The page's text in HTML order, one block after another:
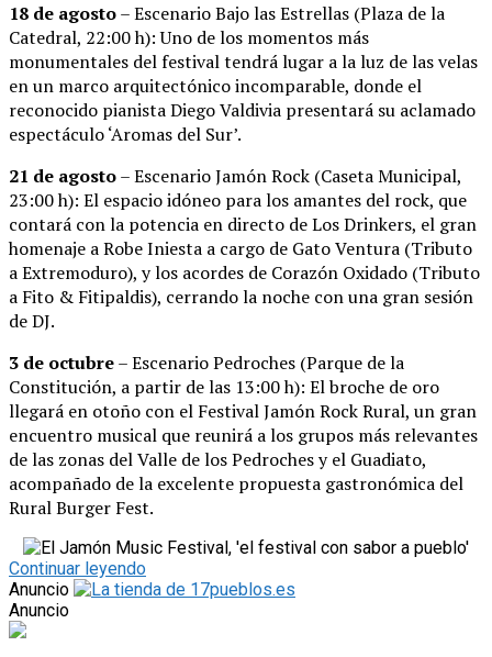
18 de agosto– Escenario Bajo las Estrellas (Plaza de la
Catedral, 22:00 h): Uno de los momentos más
monumentales del festival tendrá lugar a la luz de las velas
en un marco arquitectónico incomparable, donde el
reconocido pianista Diego Valdivia presentará su aclamado
espectáculo ‘Aromas del Sur’.
21 de agosto– Escenario Jamón Rock (Caseta Municipal,
23:00 h): El espacio idóneo para los amantes del rock, que
contará con la potencia en directo de Los Drinkers, el gran
homenaje a Robe Iniesta a cargo de Gato Ventura (Tributo
a Extremoduro), y los acordes de Corazón Oxidado (Tributo
a Fito & Fitipaldis), cerrando la noche con una gran sesión
de DJ.
3 de octubre– Escenario Pedroches (Parque de la
Constitución, a partir de las 13:00 h): El broche de oro
llegará en otoño con el Festival Jamón Rock Rural, un gran
encuentro musical que reunirá a los grupos más relevantes
de las zonas del Valle de los Pedroches y el Guadiato,
acompañado de la excelente propuesta gastronómica del
Rural Burger Fest.
Continuar leyendo
Anuncio
Anuncio